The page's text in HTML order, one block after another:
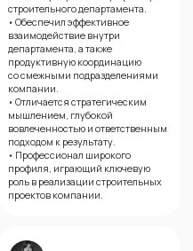
строительного департамента.
• Обеспечил эффективное
взаимодействие внутри
департамента, а также
продуктивную координацию
со смежными подразделениями
компании.
• Отличается стратегическим
мышлением, глубокой
вовлеченностью и ответственным
подходом к результату.
• Профессионал широкого
профиля, играющий ключевую
роль в реализации строительных
проектов компании.